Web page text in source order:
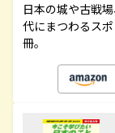
日本の城や古戦
代にまつわるス
冊。